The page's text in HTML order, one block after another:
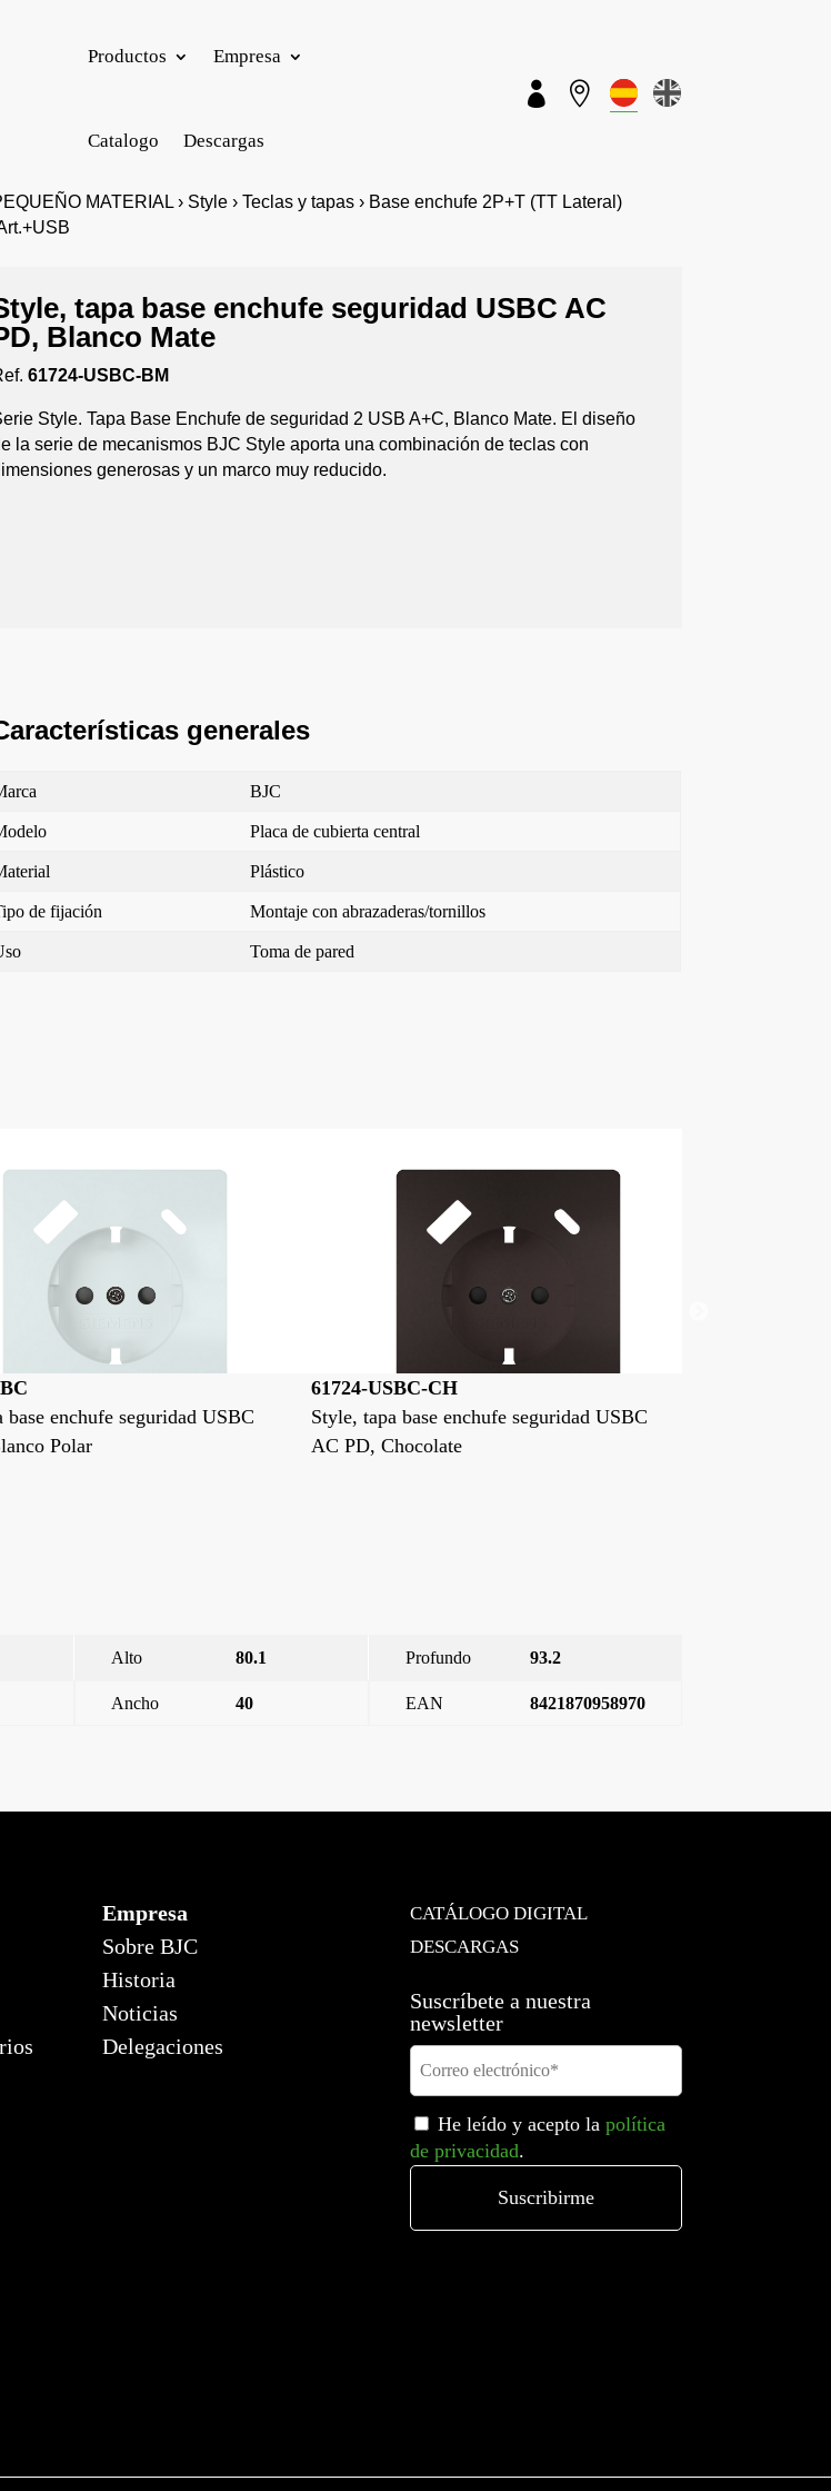
Productos Empresa
Catalogo Descargas
 
MATERIAL › Style › Teclas y tapas › Base enchufe 2P+T (TT Lateral)
tapa base enchufe seguridad USBC AC
Blanco Mate
61724-USBC-BM
Style. Tapa Base Enchufe de seguridad 2 USB A+C, Blanco Mate. El diseño
la serie de mecanismos BJC Style aporta una combinación de teclas con
generosas y un marco muy reducido.
generales
BJC
Placa de cubierta central
Plástico
de fijación Montaje con abrazaderas/tornillos
Toma de pared
CH
base enchufe seguridad USBC
61724-USBC-DM
Style, tapa base enchufe seguridad USBC
AC PD, Dorado Malta
Alto 80.1 Profundo 93.2
Ancho 40 EAN 8421870958970
Empresa
Sobre BJC
Historia
Noticias
Delegaciones
CATÁLOGO DIGITAL
DESCARGAS
Suscríbete a nuestra
newsletter
He leído y acepto la política
de privacidad.